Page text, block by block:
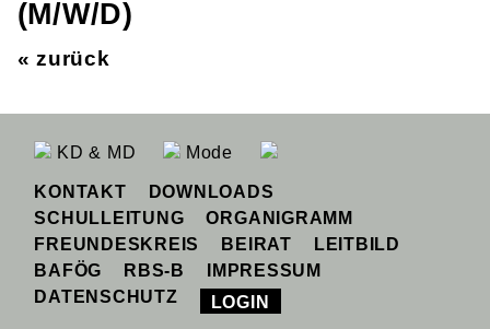
(M/W/D)
« zurück
KD & MD Mode
KONTAKT
DOWNLOADS
SCHULLEITUNG
ORGANIGRAMM
FREUNDESKREIS
BEIRAT
LEITBILD
BAFÖG
RBS-B
IMPRESSUM
DATENSCHUTZ
LOGIN